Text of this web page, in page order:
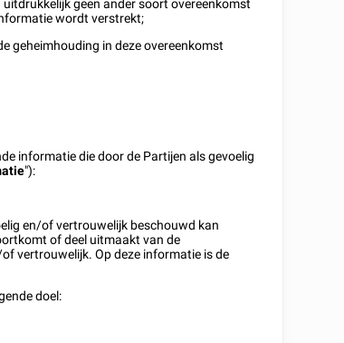
geen ander soort overeenkomst
wordt verstrekt;
geheimhouding in deze overeenkomst
informatie die door de Partijen als gevoelig
"):
en/of vertrouwelijk beschouwd kan
of deel uitmaakt van de
vertrouwelijk. Op deze informatie is de
doel: